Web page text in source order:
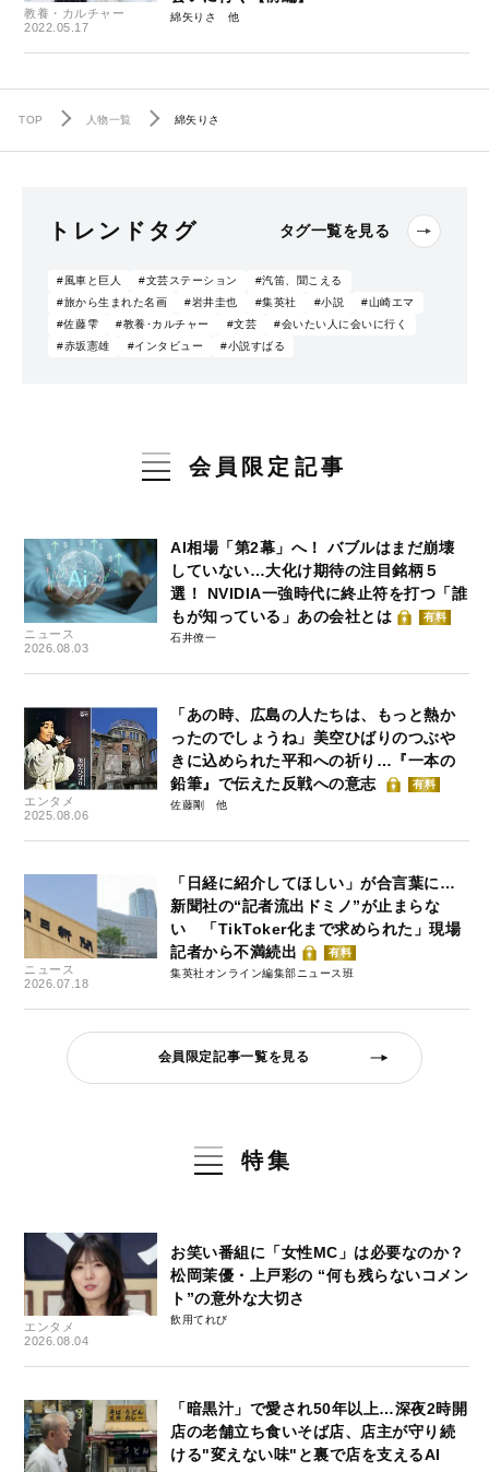
教養・カルチャー
2022.05.17
綿矢りさ
TOP 人物一覧 綿矢りさ
トレンドタグ タグ一覧を見る
#風車と巨人 #文芸ステーション
#汽笛、聞こえる
#旅から生まれた名画
#岩井圭也 #集英社 #小説
#山崎エマ
#佐藤雫
#教養･カルチャー #文芸
#会いたい人に会いに行く
#赤坂憲雄
#インタビュー #小説すばる
会員限定記事
ニュース
2026.08.03
AI相場「第2幕」へ！ バブルはまだ崩壊
していない…大化け期待の注目銘柄５
選！ NVIDIA一強時代に終止符を打つ「誰
もが知っている」あの会社とは
有料
石井僚一
エンタメ
2025.08.06
「あの時、広島の人たちは、もっと熱か
ったのでしょうね」美空ひばりのつぶや
きに込められた平和への祈り…『一本の
鉛筆』で伝えた反戦への意志
有料
佐藤剛
ニュース
2026.07.18
「日経に紹介してほしい」が合言葉に…
新聞社の“記者流出ドミノ”が止まらな
い 「TikToker化まで求められた」現場
記者から不満続出
有料
集英社オンライン編集部ニュース班
会員限定記事一覧を見る
特集
エンタメ
2026.08.04
お笑い番組に「女性MC」は必要なのか？
松岡茉優・上戸彩の “何も残らないコメン
ト”の意外な大切さ
飲用てれび
「暗黒汁」で愛され50年以上…深夜2時開
店の老舗立ち食いそば店、店主が守り続
ける"変えない味"と裏で店を支えるAI